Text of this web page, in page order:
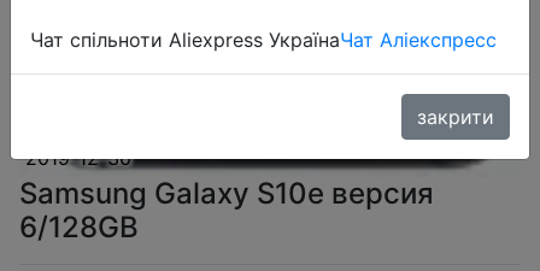
2019-12-30
Samsung Galaxy S10e версия
6/128GB
Чат спільноти Aliexpress УкраїнаЧат Аліекспресс
закрити